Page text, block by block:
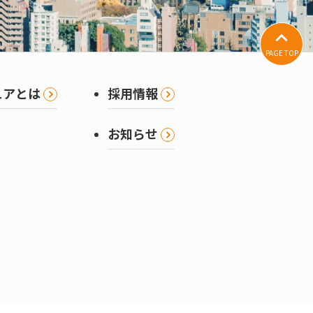
PAGE TOP
とは 採用情報
お知らせ